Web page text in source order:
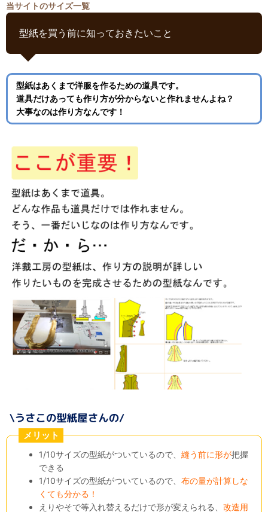
当サイトのサイズ一覧
型紙を買う前に知っておきたいこと
型紙はあくまで洋服を作るための道具です。
道具だけあっても作り方が分からないと作れませんよね？
大事なのは作り方なんです！
メリット
1/10サイズの型紙がついているので、縫う前に形が把握
できる
1/10サイズの型紙がついているので、布の量が計算しな
くても分かる！
えりやそで等入れ替えるだけで形が変えられる、改造用